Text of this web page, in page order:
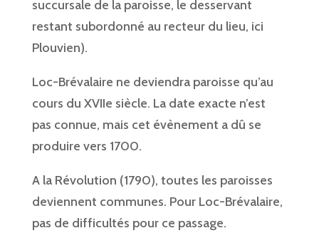
succursale de la paroisse, le desservant
restant subordonné au recteur du lieu, ici
Plouvien).
Loc-Brévalaire ne deviendra paroisse qu’au
cours du XVIIe siècle. La date exacte n’est
pas connue, mais cet évènement a dû se
produire vers 1700.
A la Révolution (1790), toutes les paroisses
deviennent communes. Pour Loc-Brévalaire,
pas de difficultés pour ce passage.